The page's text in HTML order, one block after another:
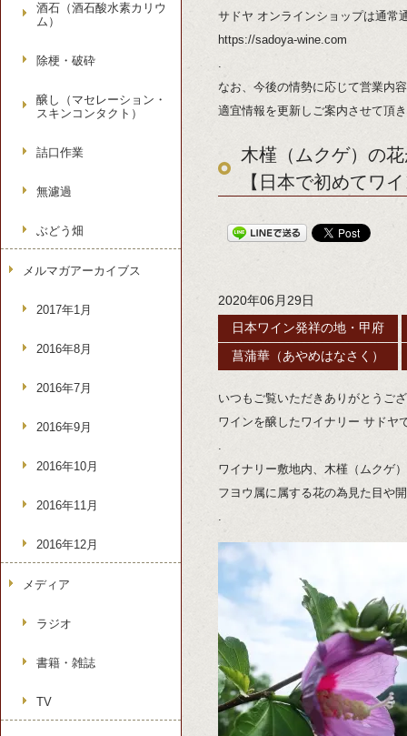
サドヤ オンラインショップは通常
https://sadoya-wine.com
.
なお、今後の情勢に応じて営業内
適宜情報を更新しご案内させて頂
木槿（ムクゲ）の
【日本で初めてワ
2020年06月29日
日本ワイン発祥の地・甲府
菖蒲華（あやめはなさく）
いつもご覧いただきありがとうご
ワインを醸したワイナリー サドヤ
.
ワイナリー敷地内、木槿（ムクゲ
フヨウ属に属する花の為見た目や
.
酒石（酒石酸水素カリウ
ム）
除梗・破砕
醸し（マセレーション・
スキンコンタクト）
詰口作業
無濾過
ぶどう畑
メルマガアーカイブス
2017年1月
2016年8月
2016年7月
2016年9月
2016年10月
2016年11月
2016年12月
メディア
ラジオ
書籍・雑誌
TV